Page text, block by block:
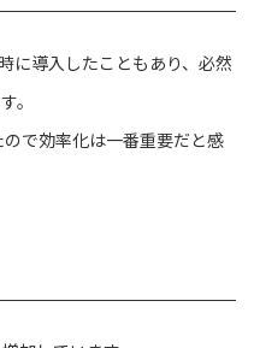
に導入したこともあり、必然
。
で効率化は一番重要だと感